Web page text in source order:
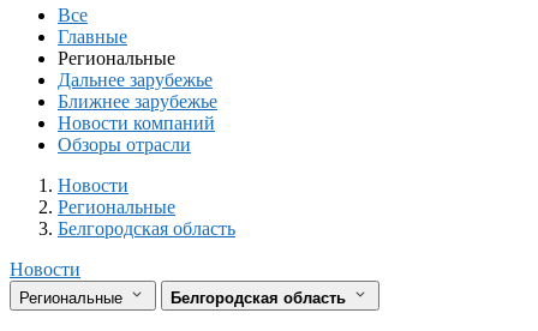
Все
Главные
Региональные
Дальнее зарубежье
Ближнее зарубежье
Новости компаний
Обзоры отрасли
Новости
Разделы
Новости
Региональные
Белгородская область
Новости
Региональные Белгородская область